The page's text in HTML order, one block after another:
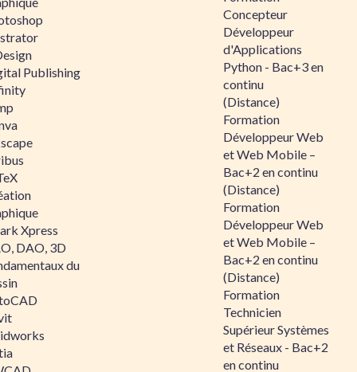
Publishing
Xpress
DAO, 3D
du
Concepteur
Développeur
d'Applications
Python - Bac+3 en
continu
(Distance)
Formation
Développeur Web
et Web Mobile –
Bac+2 en continu
(Distance)
Formation
Développeur Web
et Web Mobile –
Bac+2 en continu
(Distance)
Formation
Technicien
Supérieur Systèmes
et Réseaux - Bac+2
en continu